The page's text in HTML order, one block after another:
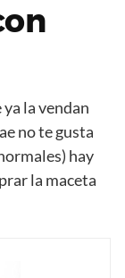
la vendan
no te gusta
hay
la maceta